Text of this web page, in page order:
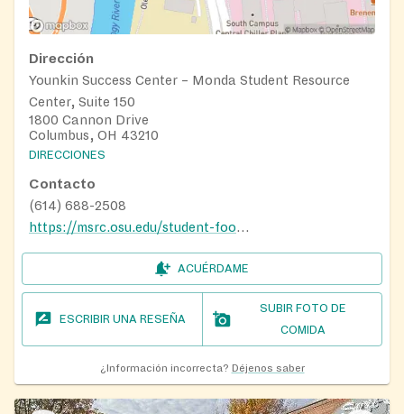
Dirección
Younkin Success Center – Monda Student Resource
Center, Suite 150
1800 Cannon Drive
Columbus, OH 43210
DIRECCIONES
Contacto
(614) 688-2508
https://msrc.osu.edu/student-food-pantry
ACUÉRDAME
ESCRIBIR UNA RESEÑA
SUBIR FOTO DE
COMIDA
¿Información incorrecta? Déjenos saber